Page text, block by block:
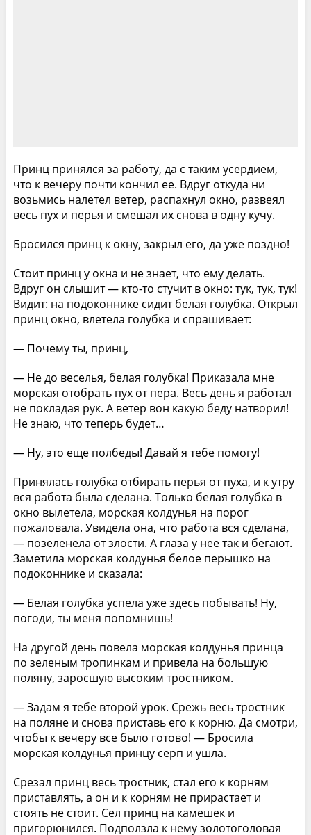
Принц принялся за работу, да с таким усердием,
что к вечеру почти кончил ее. Вдруг откуда ни
возьмись налетел ветер, распахнул окно, развеял
весь пух и перья и смешал их снова в одну кучу.
Бросился принц к окну, закрыл его, да уже поздно!
Стоит принц у окна и не знает, что ему делать.
Вдруг он слышит — кто-то стучит в окно: тук, тук, тук!
Видит: на подоконнике сидит белая голубка. Открыл
принц окно, влетела голубка и спрашивает:
— Почему ты, принц,
— Не до веселья, белая голубка! Приказала мне
морская отобрать пух от пера. Весь день я работал
не покладая рук. А ветер вон какую беду натворил!
Не знаю, что теперь будет…
— Ну, это еще полбеды! Давай я тебе помогу!
Принялась голубка отбирать перья от пуха, и к утру
вся работа была сделана. Только белая голубка в
окно вылетела, морская колдунья на порог
пожаловала. Увидела она, что работа вся сделана,
— позеленела от злости. А глаза у нее так и бегают.
Заметила морская колдунья белое перышко на
подоконнике и сказала:
— Белая голубка успела уже здесь побывать! Ну,
погоди, ты меня попомнишь!
На другой день повела морская колдунья принца
по зеленым тропинкам и привела на большую
поляну, заросшую высоким тростником.
— Задам я тебе второй урок. Срежь весь тростник
на поляне и снова приставь его к корню. Да смотри,
чтобы к вечеру все было готово! — Бросила
морская колдунья принцу серп и ушла.
Срезал принц весь тростник, стал его к корням
приставлять, а он и к корням не прирастает и
стоять не стоит. Сел принц на камешек и
пригорюнился. Подползла к нему золотоголовая